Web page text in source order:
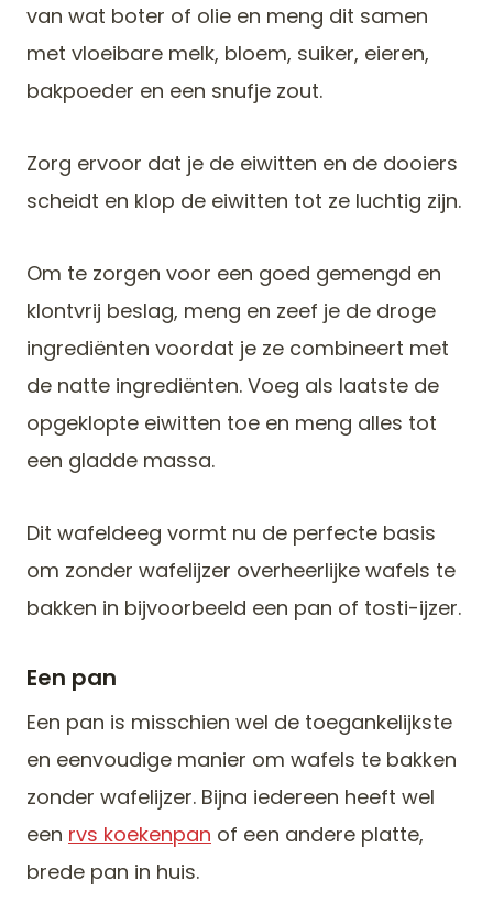
van wat boter of olie en meng dit samen
met vloeibare melk, bloem, suiker, eieren,
bakpoeder en een snufje zout.
Zorg ervoor dat je de eiwitten en de dooiers
scheidt en klop de eiwitten tot ze luchtig zijn.
Om te zorgen voor een goed gemengd en
klontvrij beslag, meng en zeef je de droge
ingrediënten voordat je ze combineert met
de natte ingrediënten. Voeg als laatste de
opgeklopte eiwitten toe en meng alles tot
een gladde massa.
Dit wafeldeeg vormt nu de perfecte basis
om zonder wafelijzer overheerlijke wafels te
bakken in bijvoorbeeld een pan of tosti-ijzer.
Een pan
Een pan is misschien wel de toegankelijkste
en eenvoudige manier om wafels te bakken
zonder wafelijzer. Bijna iedereen heeft wel
een rvs koekenpan of een andere platte,
brede pan in huis.